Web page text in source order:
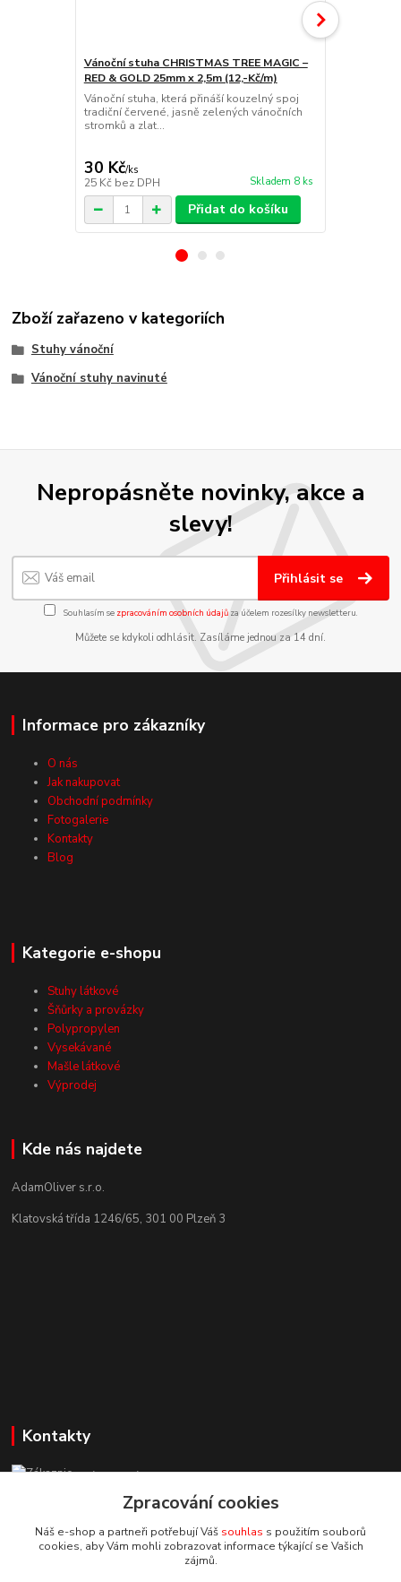
Vánoční stuha CHRISTMAS TREE MAGIC –
RED & GOLD 25mm x 2,5m (12,-Kč/m)
Vánoční stuha, která přináší kouzelný spoj
tradiční červené, jasně zelených vánočních
stromků a zlat...
30 Kč/ks
25 Kč bez DPH Skladem 8 ks
Přidat do košíku
Zboží zařazeno v kategoriích
Stuhy vánoční
Vánoční stuhy navinuté
Nepropásněte novinky, akce a
slevy!
Přihlásit se
Souhlasím se zpracováním osobních údajůza účelem rozesílky newsletteru.
Můžete se kdykoli odhlásit. Zasíláme jednou za 14 dní.
Informace pro zákazníky
O nás
Jak nakupovat
Obchodní podmínky
Fotogalerie
Kontakty
Blog
Kategorie e-shopu
Stuhy látkové
Šňůrky a provázky
Polypropylen
Vysekávané
Mašle látkové
Výprodej
Kde nás najdete
AdamOliver s.r.o.
Klatovská třída 1246/65, 301 00 Plzeň 3
Kontakty
Zákaznická podpora StuhyLevně.cz
+420 725 618 353
(Po-Pá, 8-16 hod.)
adamoliver@seznam.cz
Zpracování cookies
Náš e-shop a partneři potřebují Váš souhlas s použitím souborů
cookies, aby Vám mohli zobrazovat informace týkající se Vašich
zájmů.